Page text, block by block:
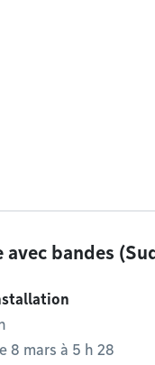
avec bandes
8 mars à 5 h 28